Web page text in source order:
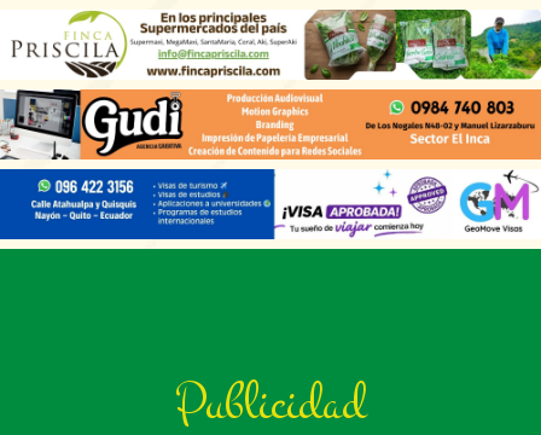
Publicidad